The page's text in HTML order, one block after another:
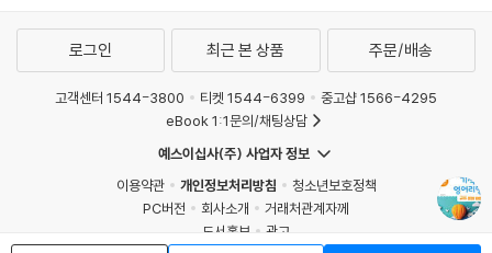
로그인 최근 본 상품 주문/배송
고객센터 1544-3800 티켓 1544-6399
중고샵 1566-4295
eBook 1:1문의/채팅상담
예스이십사(주) 사업자 정보
이용약관
개인정보처리방침
청소년보호정책
PC버전
회사소개
거래처관계자께
도서홍보
광고